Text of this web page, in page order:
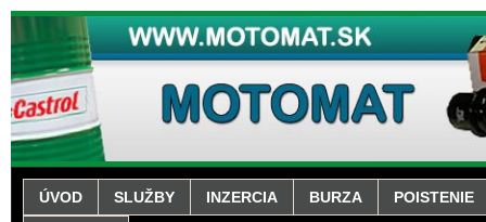
ÚVOD SLUŽBY INZERCIA BURZA POISTENIE